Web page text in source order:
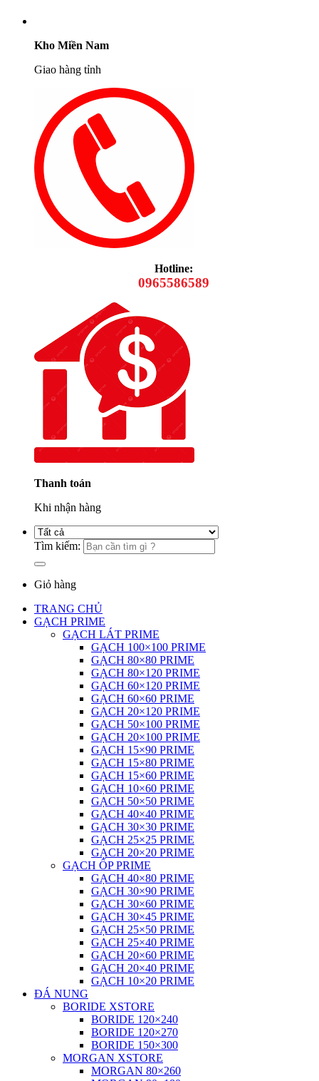
Kho Miền Nam
Giao hàng tỉnh
Hotline:
0965586589
Thanh toán
Khi nhận hàng
Tìm kiếm:
Giỏ hàng
TRANG CHỦ
GẠCH PRIME
GẠCH LÁT PRIME
GẠCH 100×100 PRIME
GẠCH 80×80 PRIME
GẠCH 80×120 PRIME
GẠCH 60×120 PRIME
GẠCH 60×60 PRIME
GẠCH 20×120 PRIME
GẠCH 50×100 PRIME
GẠCH 20×100 PRIME
GẠCH 15×90 PRIME
GẠCH 15×80 PRIME
GẠCH 15×60 PRIME
GẠCH 10×60 PRIME
GẠCH 50×50 PRIME
GẠCH 40×40 PRIME
GẠCH 30×30 PRIME
GẠCH 25×25 PRIME
GẠCH 20×20 PRIME
GẠCH ỐP PRIME
GẠCH 40×80 PRIME
GẠCH 30×90 PRIME
GẠCH 30×60 PRIME
GẠCH 30×45 PRIME
GẠCH 25×50 PRIME
GẠCH 25×40 PRIME
GẠCH 20×60 PRIME
GẠCH 20×40 PRIME
GẠCH 10×20 PRIME
ĐÁ NUNG
BORIDE XSTORE
BORIDE 120×240
BORIDE 120×270
BORIDE 150×300
MORGAN XSTORE
MORGAN 80×260